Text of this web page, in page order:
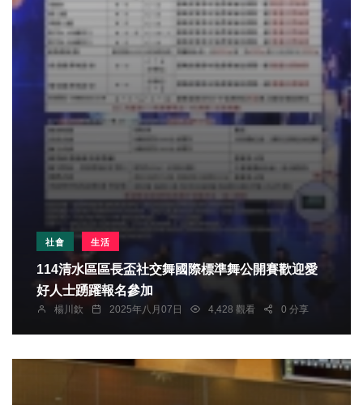
社會 生活
114清水區區長盃社交舞國際標準舞公開賽歡迎愛
好人士踴躍報名參加
楊川欽 2025年八月07日 4,428 觀看 0 分享